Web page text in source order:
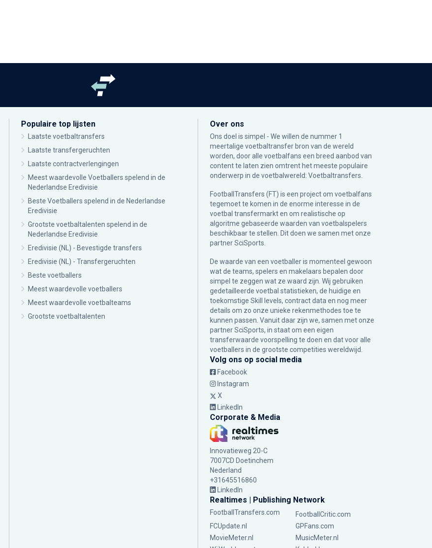
Populaire top lijsten
Laatste voetbaltransfers
Laatste transfergeruchten
Laatste contractverlengingen
Meest waardevolle Voetballers spelend in de
Nederlandse Eredivisie
Beste Voetballers spelend in de Nederlandse
Eredivisie
Grootste voetbaltalenten spelend in de
Nederlandse Eredivisie
Eredivisie (NL) - Bevestigde transfers
Eredivisie (NL) - Transfergeruchten
Beste voetballers
Meest waardevolle voetballers
Meest waardevolle voetbalteams
Grootste voetbaltalenten
Over ons
Ons doel is simpel - We willen de nummer 1
meertalige voetbaltransfer bron van de wereld
worden, door alle voetbalfans een breed aanbod van
content te laten zien omtrent het meeste populaire
onderwerp in de voetbalwereld: Voetbaltransfers.
FootballTransfers (FT) is een project om voetbalfans
tegemoet te komen in de enorme interesse in de
voetbal transfermarkt en om realistische op
algoritme gebaseerde waarden van voetbalspelers
beschikbaar te stellen. Dit doen we samen met onze
partnerSciSports
De waarde van een voetballer is momenteel gewoon
wat de teams, spelers en makelaars bepalen door
simpel te zeggen wat ze waard zijn. Wij gebruiken
gedetailleerde voetbal statistieken, de huidige en
toekomstige Skill levels, contract data en nog meer
details om zo onze unieke rekenmethodes toe te
kunnen passen. Vanuit daar zijn we, samen met onze
partner SciSports, in staat om een eigen
transferwaarde voorspelling te doen en dat voor alle
voetballers in de grootste competities wereldwijd.
Volg ons op social media
Facebook
Instagram
X
LinkedIn
Corporate & Media
Innovatieweg 20-C
7007CD Doetinchem
Nederland
+31645516860
LinkedIn
Realtimes | Publishing Network
FootballTransfers.com
FootballCritic.com
FCUpdate.nl
GPFans.com
MovieMeter.nl
MusicMeter.nl